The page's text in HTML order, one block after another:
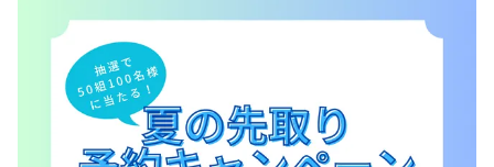
繁體中文